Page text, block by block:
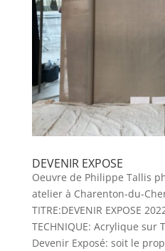
DEVENIR EXPOSE
Oeuvre de Philippe Tallis
atelier à Charenton-du-
TITRE:DEVENIR EXPOSE
TECHNIQUE: Acrylique sur
Devenir Exposé: soit le